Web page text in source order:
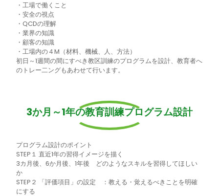
・工場で働くこと
・安全の視点
・QCDの理解
・業界の知識
・顧客の知識
・工場内の４M（材料、機械、人、方法）
初日～1週間の間にすべき教区訓練のプログラムを設計、教育者へ
のトレー二ングもあわせて行います。
3か月～1年の教育訓練プログラム設計
プログラム設計のポイント
STEP１ 直近1年の習得イメージを描く
3カ月後、6か月後、1年後 どのようなスキルを習得してほしい
か
STEP２ 「評価項目」の設定 ：教える・覚えるべきことを明確
にする